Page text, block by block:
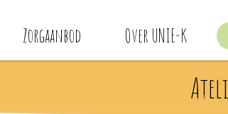
Zorgaanbod Over UNIE-K